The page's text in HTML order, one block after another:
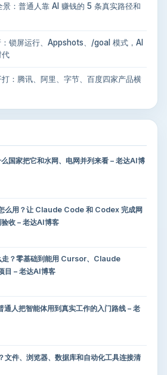
：普通人靠 AI 赚钱的 5 条真实路径和
锁屏运行、Appshots、/goal 模式，AI
代
：腾讯、阿里、字节、百度四家产品横
国家把它和水网、电网并列来看 – 老达AI博
么用？让 Claude Code 和 Codex 完成网
收 – 老达AI博客
走？零基础到能用 Cursor、Claude
– 老达AI博客
人把智能体用到真实工作的入门路线 – 老
文件、浏览器、数据库和自动化工具连接清